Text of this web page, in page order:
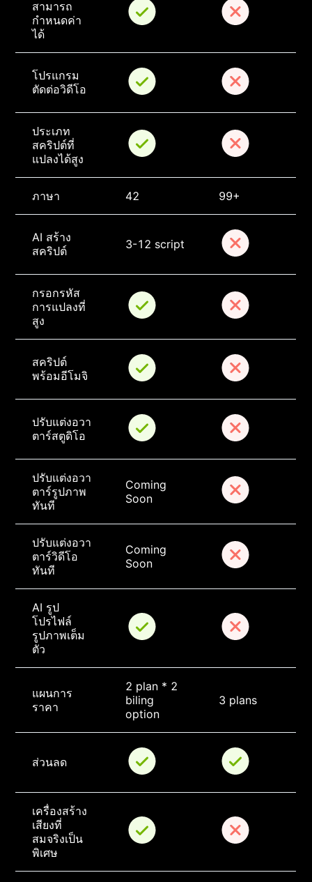
สามารถ
กำหนดค่า
ได้
โปรแกรม
ตัดต่อวิดีโอ
ประเภท
สคริปต์ที่
แปลงได้สูง
ภาษา 42 99+
AI สร้าง
สคริปต์
3-12 script
กรอกรหัส
การแปลงที่
สูง
สคริปต์
พร้อมอีโมจิ
ปรับแต่งอวา
ตาร์สตูดิโอ
ปรับแต่งอวา
ตาร์รูปภาพ
ทันที
Coming
Soon
ปรับแต่งอวา
ตาร์วิดีโอ
ทันที
Coming
Soon
AI รูป
โปรไฟล์
รูปภาพเต็ม
ตัว
แผนการ
ราคา
2 plan * 2
biling
option
3 plans
ส่วนลด
เครื่องสร้าง
เสียงที่
สมจริงเป็น
พิเศษ